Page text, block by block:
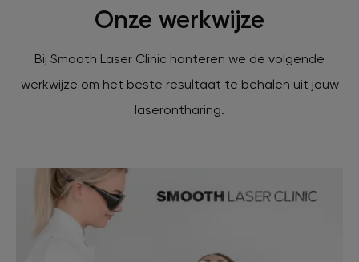
Onze werkwijze
Bij Smooth Laser Clinic hanteren we de volgende
werkwijze om het beste resultaat te behalen uit jouw
laserontharing.